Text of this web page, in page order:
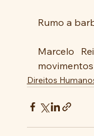
Rumo a
Marcelo
Direitos